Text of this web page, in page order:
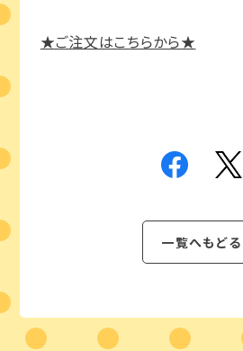
★ご注文はこちらから★
一覧へもどる